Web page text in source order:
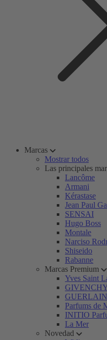
Marcas
Mostrar todos
Las principales
Lancôme
Armani
Kérastase
Jean Paul
SENSAI
Hugo Boss
Montale
Narciso
Shiseido
Rabanne
Marcas Premium
Yves Saint
GUERLAIN
Parfums de
INITIO
La Mer
Novedad